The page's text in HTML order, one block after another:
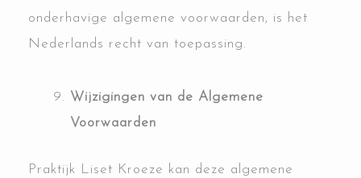
onderhavige algemene voorwaarden, is het
Nederlands recht van toepassing.
Wijzigingen van de Algemene
Voorwaarden
Praktijk Liset Kroeze kan deze algemene